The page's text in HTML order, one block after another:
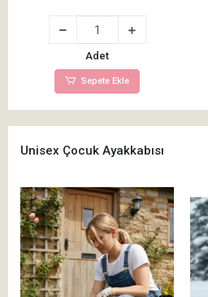
Adet
Sepete Ekle
Unisex Çocuk Ayakkabısı